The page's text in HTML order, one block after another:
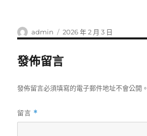
作
者
admin
發
佈
2026 年 2 月 3 日
發佈留言
發佈留言必須填寫的電子郵件地址不會公開。
留言 *